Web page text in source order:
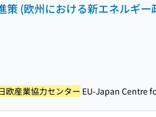
(欧州における新エネルギ
欧産業協力センター EU-Japan Centre